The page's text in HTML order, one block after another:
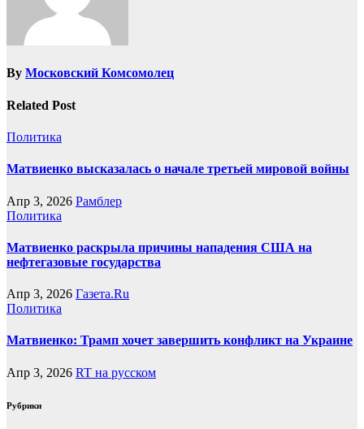
By Московский Комсомолец
Related Post
Политика
Матвиенко высказалась о начале третьей мировой войны
Апр 3, 2026 Рамблер
Политика
Матвиенко раскрыла причины нападения США на
нефтегазовые государства
Апр 3, 2026 Газета.Ru
Политика
Матвиенко: Трамп хочет завершить конфликт на Украине
Апр 3, 2026 RT на русском
Рубрики